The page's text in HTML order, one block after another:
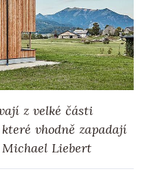
z velké části
vhodně zapadají
Liebert